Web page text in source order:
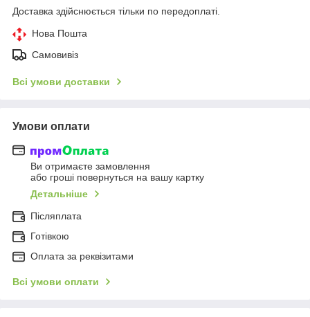
Доставка здійснюється тільки по передоплаті.
Нова Пошта
Самовивіз
Всі умови доставки
Умови оплати
Ви отримаєте замовлення
або гроші повернуться на вашу картку
Детальніше
Післяплата
Готівкою
Оплата за реквізитами
Всі умови оплати